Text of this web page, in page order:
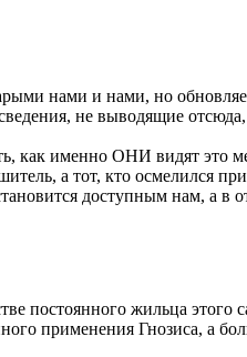
нами и нами, но
не выводящие отсюда,
как именно ОНИ видят это
а тот, кто осмелился
доступным нам, а
постоянного жильца
применения Гнозиса,